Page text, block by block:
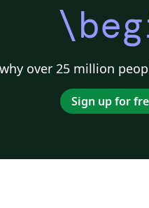
over 25 million
Sign up for